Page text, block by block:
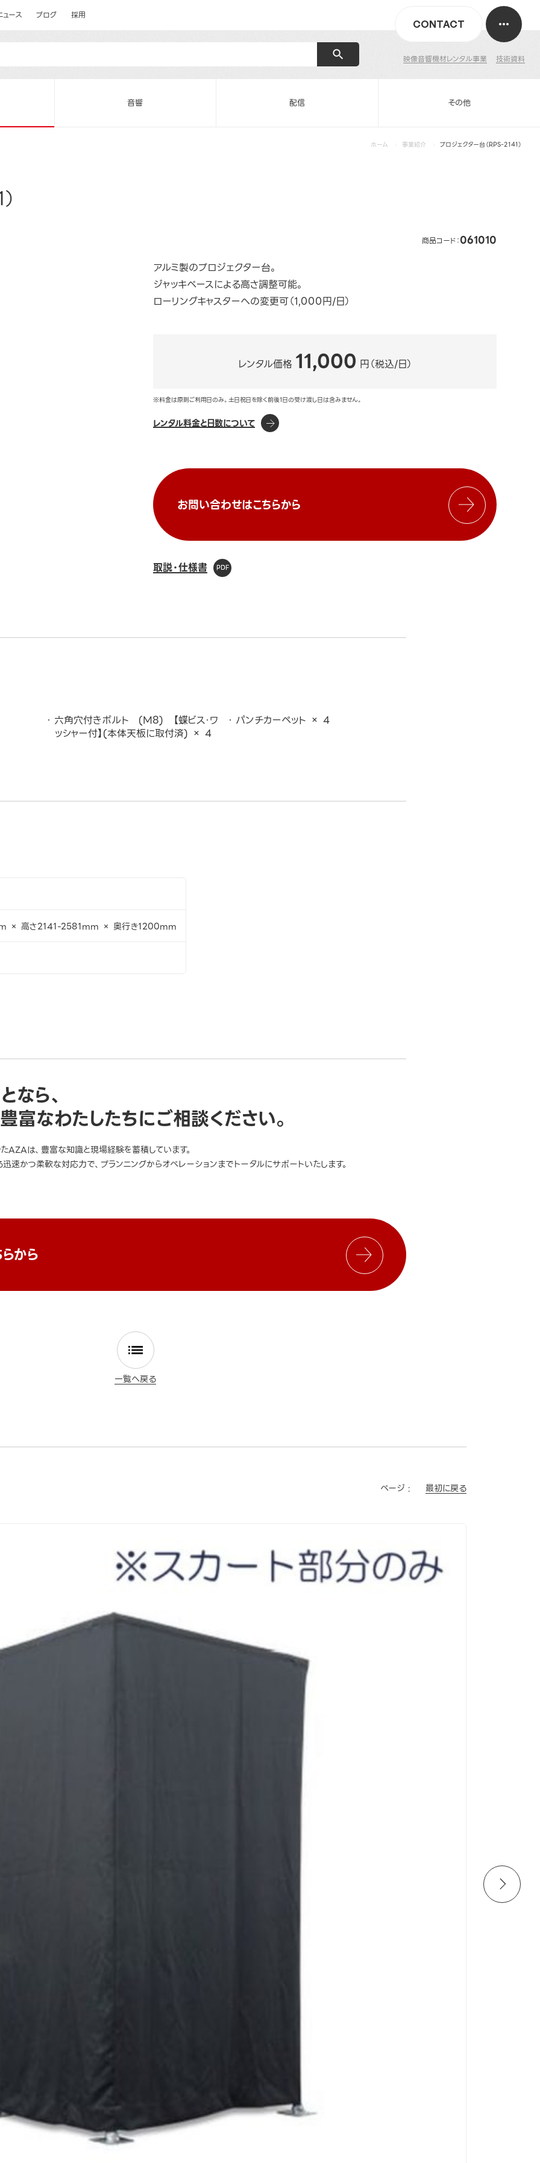
映像音響機材レンタル事業 技術資料
CONTACT
ュース ブログ 採用
音響 配信 その他
ホーム 事業紹介 プロジェクター台（RPS-2141）
商品コード：061010
アルミ製のプロジェクター台。
ジャッキベースによる高さ調整可能。
ローリングキャスターへの変更可（1,000円/日）
レンタル価格 11,000 円（税込/日）
※料金は原則ご利用日のみ。土日祝日を除く前後1日の受け渡し日は含みません。
レンタル料金と日数について
お問い合わせはこちらから
取説・仕様書
六角穴付きボルト (M8) 【蝶ビス・ワ
ッシャー付】(本体天板に取付済) × 4
パンチカーペット × 4
× 高さ2141-2581mm × 奥行き1200mm
なら、
富なわたしたちにご相談ください。
AZAは、豊富な知識と現場経験を蓄積しています。
速かつ柔軟な対応力で、プランニングからオペレーションまでトータルにサポートいたします。
から
一覧へ戻る
ページ : 最初に戻る